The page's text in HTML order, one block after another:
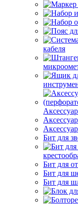
кабеля
Бит для
Бит для
Бит для
Бит для